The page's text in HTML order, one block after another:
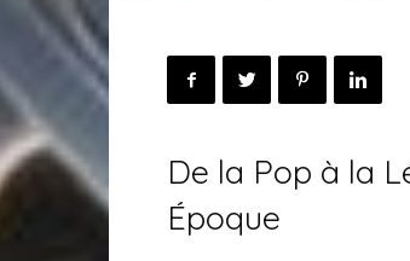
De la Pop à la
Époque